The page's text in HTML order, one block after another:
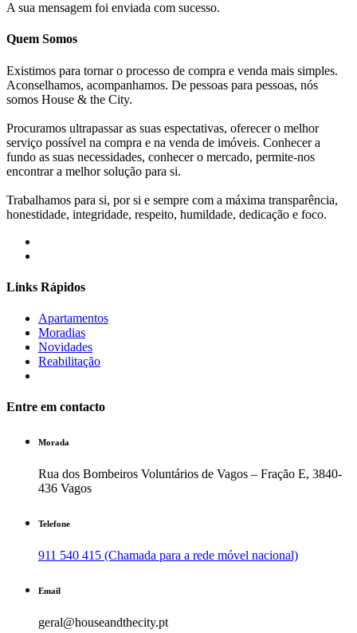
A sua mensagem foi enviada com sucesso.
Quem Somos
Existimos para tornar o processo de compra e venda mais simples.
Aconselhamos, acompanhamos. De pessoas para pessoas, nós
somos House & the City.
Procuramos ultrapassar as suas espectativas, oferecer o melhor
serviço possível na compra e na venda de imóveis. Conhecer a
fundo as suas necessidades, conhecer o mercado, permite-nos
encontrar a melhor solução para si.
Trabalhamos para si, por si e sempre com a máxima transparência,
honestidade, integridade, respeito, humildade, dedicação e foco.
Links Rápidos
Apartamentos
Moradias
Novidades
Reabilitação
Entre em contacto
Morada
Rua dos Bombeiros Voluntários de Vagos – Fração E, 3840-
436 Vagos
Telefone
911 540 415 (Chamada para a rede móvel nacional)
Email
geral@houseandthecity.pt